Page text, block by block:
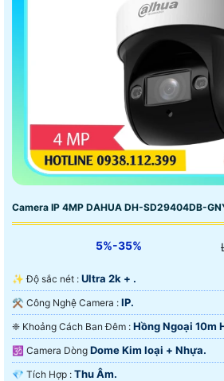
Camera IP 4MP DAHUA DH-SD29404DB-
5%-35%
✨ Độ sắc nét : Ultra 2k + .
⚒ Công Nghệ Camera : IP.
❈ Khoảng Cách Ban Đêm : Hồng Ngoại 10m
🕉️ Camera Dòng Dome Kim loại + Nhựa.
️💎 Tích Hợp : Thu Âm.